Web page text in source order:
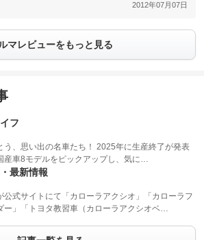
2012年07月07日
マレビューをもっと見る
フ
う、思い出の名車たち！ 2025年に生産終了が発表
産車8モデルをピックアップし、気に…
最新情報
公式サイトにて「カローラアクシオ」「カローラフ
ー」「トヨタ教習車（カローラアクシオベ…